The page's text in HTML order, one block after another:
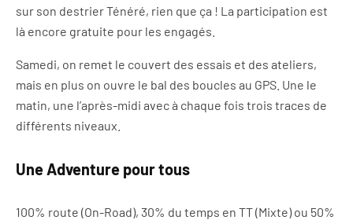
sur son destrier Ténéré, rien que ça ! La participation est
là encore gratuite pour les engagés.
Samedi, on remet le couvert des essais et des ateliers,
mais en plus on ouvre le bal des boucles au GPS. Une le
matin, une l’après-midi avec à chaque fois trois traces de
différents niveaux.
Une Adventure pour tous
100% route (On-Road), 30% du temps en TT (Mixte) ou 50%